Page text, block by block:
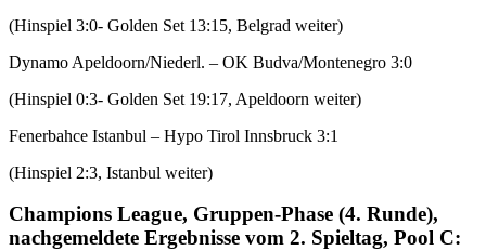
(Hinspiel 3:0- Golden Set 13:15, Belgrad weiter)
Dynamo Apeldoorn/Niederl. – OK Budva/Montenegro 3:0
(Hinspiel 0:3- Golden Set 19:17, Apeldoorn weiter)
Fenerbahce Istanbul – Hypo Tirol Innsbruck 3:1
(Hinspiel 2:3, Istanbul weiter)
Champions League, Gruppen-Phase (4. Runde),
nachgemeldete Ergebnisse vom 2. Spieltag, Pool C: